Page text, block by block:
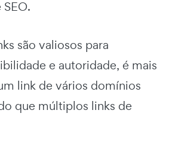
são valiosos para
e autoridade, é mais
link de vários domínios
que múltiplos links de